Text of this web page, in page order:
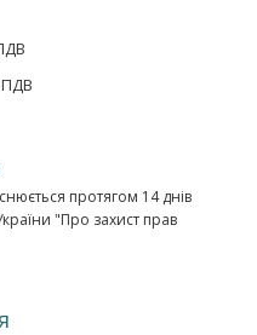
ПДВ
протягом 14 днів
"Про захист прав